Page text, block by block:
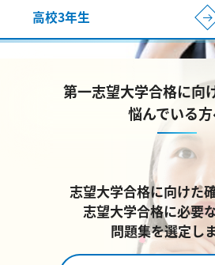
高校3年生
第一志望大学合格に向
悩んでいる
志望大学合格に向けた
志望大学合格に必要
問題集を選定しま